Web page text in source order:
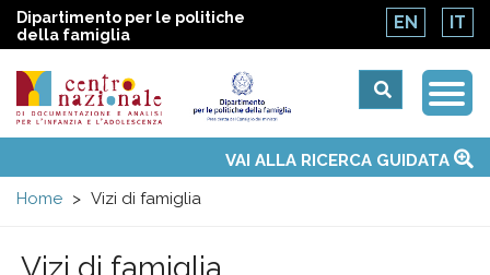
Dipartimento per le politiche
della famiglia
EN IT
Centro
nazionale
menu
Temi
Attività
Convenzione ONUVAI ALLA RICERCA GUIDATA
Home
Vizi di famiglia